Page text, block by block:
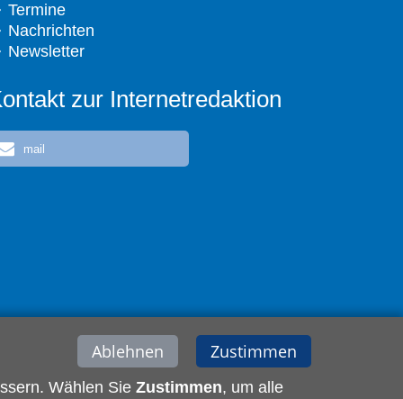
Termine
Nachrichten
Newsletter
zur Internetredaktion
mail
Ablehnen Zustimmen
Wählen Sie Zustimmen, um alle